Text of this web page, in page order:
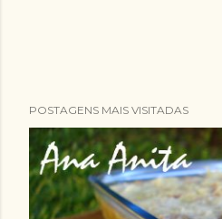
POSTAGENS MAIS VISITADAS